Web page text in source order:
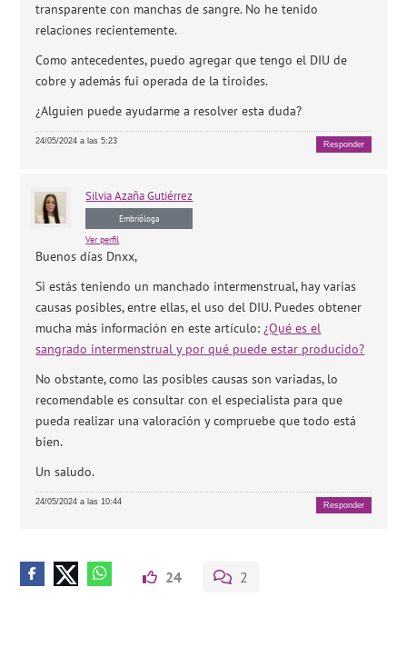
transparente con manchas de sangre. No he tenido
relaciones recientemente.
Como antecedentes, puedo agregar que tengo el DIU de
cobre y además fui operada de la tiroides.
¿Alguien puede ayudarme a resolver esta duda?
24/05/2024 a las 5:23 Responder
Silvia Azaña Gutiérrez
Embrióloga
Ver perfil
Buenos días Dnxx,
Si estás teniendo un manchado intermenstrual, hay varias
causas posibles, entre ellas, el uso del DIU. Puedes obtener
mucha más información en este artículo: ¿Qué es el
sangrado intermenstrual y por qué puede estar producido?
No obstante, como las posibles causas son variadas, lo
recomendable es consultar con el especialista para que
pueda realizar una valoración y compruebe que todo está
bien.
Un saludo.
24/05/2024 a las 10:44 Responder
24 2